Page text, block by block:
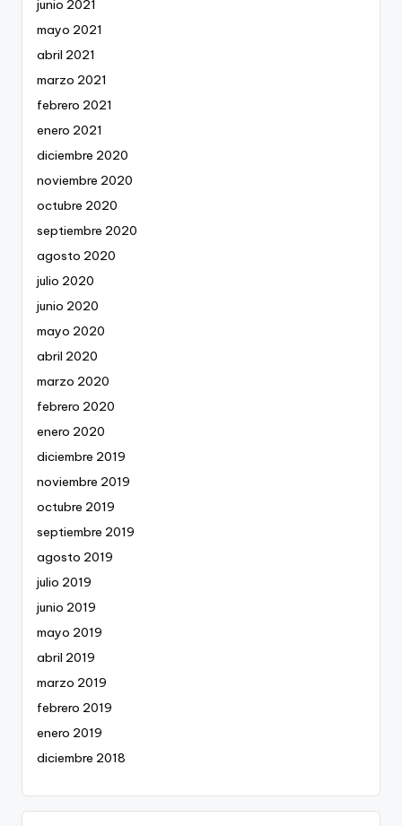
junio 2021
mayo 2021
abril 2021
marzo 2021
febrero 2021
enero 2021
diciembre 2020
noviembre 2020
octubre 2020
septiembre 2020
agosto 2020
julio 2020
junio 2020
mayo 2020
abril 2020
marzo 2020
febrero 2020
enero 2020
diciembre 2019
noviembre 2019
octubre 2019
septiembre 2019
agosto 2019
julio 2019
junio 2019
mayo 2019
abril 2019
marzo 2019
febrero 2019
enero 2019
diciembre 2018